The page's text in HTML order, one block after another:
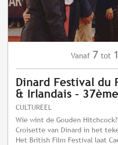
Vanaf 7 tot
Dinard Festival du
& Irlandais -
CULTUREEL
Wie wint de Gouden
Croisette van Dinard in het
Het British Film Festival laat